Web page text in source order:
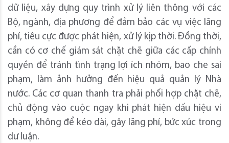
dữ liệu, xây dựng quy trình xử lý liên thông với các
Bộ, ngành, địa phương để đảm bảo các vụ việc lãng
phí, tiêu cực được phát hiện, xử lý kịp thời. Đồng thời,
cần có cơ chế giám sát chặt chẽ giữa các cấp chính
quyền để tránh tình trạng lợi ích nhóm, bao che sai
phạm, làm ảnh hưởng đến hiệu quả quản lý Nhà
nước. Các cơ quan thanh tra phải phối hợp chặt chẽ,
chủ động vào cuộc ngay khi phát hiện dấu hiệu vi
phạm, không để kéo dài, gây lãng phí, bức xúc trong
dư luận.